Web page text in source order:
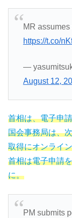
MR
https://t.co/
—
August 12,
首相は、電子申
国会事務局は、
取得にオンライ
首相は電子申請
に。
PM submits